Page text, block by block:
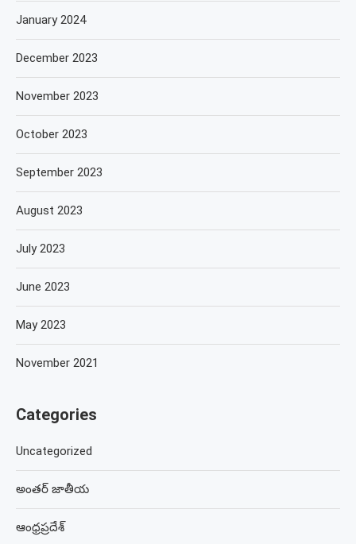
January 2024
December 2023
November 2023
October 2023
September 2023
August 2023
July 2023
June 2023
May 2023
November 2021
Categories
Uncategorized
అంతర్ జాతీయ
ఆంధ్రప్రదేశ్